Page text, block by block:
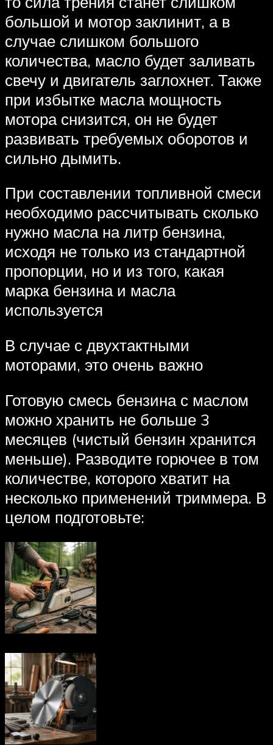
большой и мотор заклинит, а в
случае слишком большого
количества, масло будет заливать
свечу и двигатель заглохнет. Также
при избытке масла мощность
мотора снизится, он не будет
развивать требуемых оборотов и
сильно дымить.
При составлении топливной смеси
необходимо рассчитывать сколько
нужно масла на литр бензина,
исходя не только из стандартной
пропорции, но и из того, какая
марка бензина и масла
используется
В случае с двухтактными
моторами, это очень важно
Готовую смесь бензина с маслом
можно хранить не больше 3
месяцев (чистый бензин хранится
меньше). Разводите горючее в том
количестве, которого хватит на
несколько применений триммера. В
целом подготовьте: